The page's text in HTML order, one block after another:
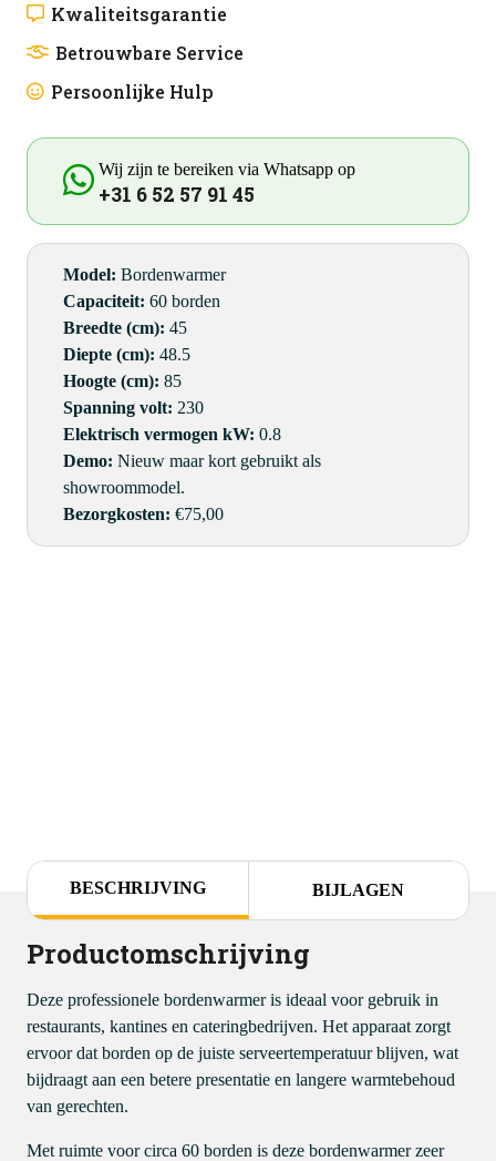
Kwaliteitsgarantie
Betrouwbare Service
Persoonlijke Hulp
Wij zijn te bereiken via Whatsapp op
+31 6 52 57 91 45
Model: Bordenwarmer
Capaciteit: 60 borden
Breedte (cm): 45
Diepte (cm): 48.5
Hoogte (cm): 85
Spanning volt: 230
Elektrisch vermogen kW: 0.8
Demo: Nieuw maar kort gebruikt als
showroommodel.
Bezorgkosten: €75,00
BESCHRIJVING BIJLAGEN
Productomschrijving
Deze professionele bordenwarmer is ideaal voor gebruik in
restaurants, kantines en cateringbedrijven. Het apparaat zorgt
ervoor dat borden op de juiste serveertemperatuur blijven, wat
bijdraagt aan een betere presentatie en langere warmtebehoud
van gerechten.
Met ruimte voor circa 60 borden is deze bordenwarmer zeer